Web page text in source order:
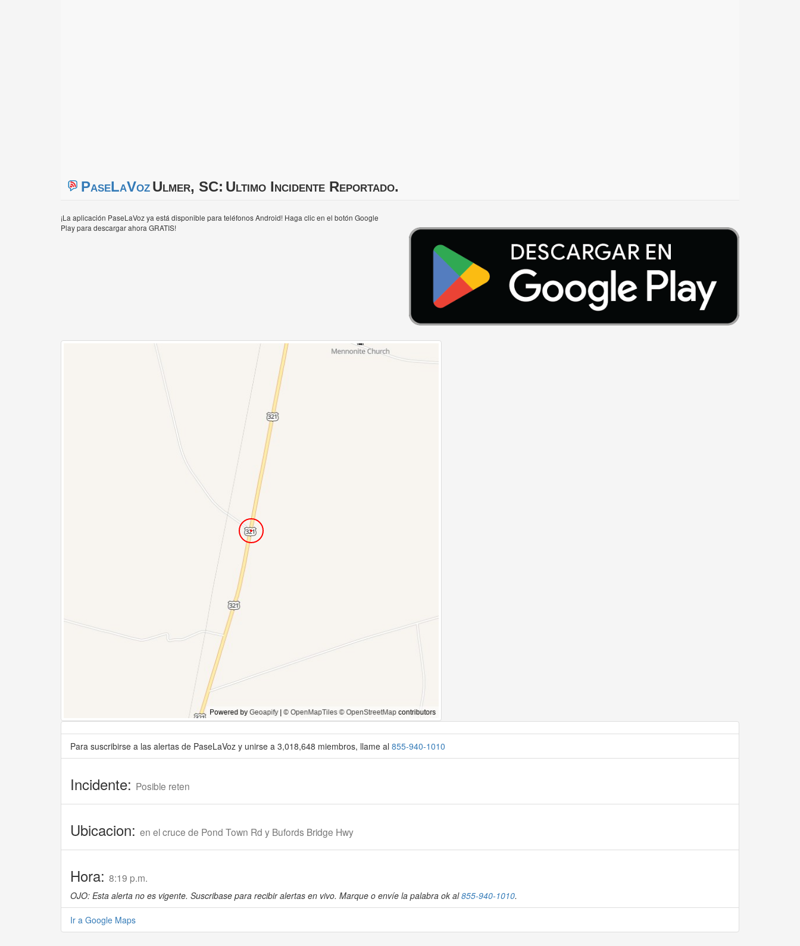
PaseLaVozUlmer, SC: Ultimo Incidente Reportado.
¡La aplicación PaseLaVoz ya está disponible para teléfonos Android! Haga clic en el botón Google
Play para descargar ahora GRATIS!
Para suscribirse a las alertas de PaseLaVoz y unirse a 3,018,648 miembros, llame al 855-940-1010
Incidente: Posible reten
Ubicacion: en el cruce de Pond Town Rd y Bufords Bridge Hwy
Hora: 8:19 p.m.
OJO: Esta alerta no es vigente. Suscribase para recibir alertas en vivo. Marque o envíe la palabra ok al855-940-1010.
Ir a Google Maps